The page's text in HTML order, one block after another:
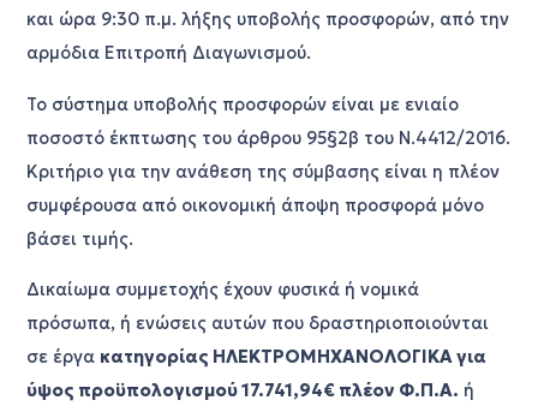
και ώρα 9:30 π.μ. λήξης υποβολής προσφορών, από την
αρμόδια Επιτροπή Διαγωνισμού.
Το σύστημα υποβολής προσφορών είναι με ενιαίο
ποσοστό έκπτωσης του άρθρου 95§2β του Ν.4412/2016.
Κριτήριο για την ανάθεση της σύμβασης είναι η πλέον
συμφέρουσα από οικονομική άποψη προσφορά μόνο
βάσει τιμής.
Δικαίωμα συμμετοχής έχουν φυσικά ή νομικά
πρόσωπα, ή ενώσεις αυτών που δραστηριοποιούνται
σε έργα κατηγορίας ΗΛΕΚΤΡΟΜΗΧΑΝΟΛΟΓΙΚΑ για
ύψος προϋπολογισμού 17.741,94€ πλέον Φ.Π.Α. ή